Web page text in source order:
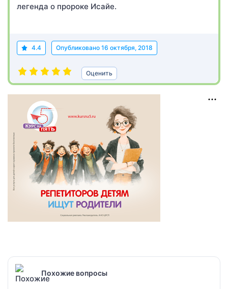
легенда о пророке Исайе.
4.4 Опубликовано 16 октября, 2018
Оценить
Похожие вопросы